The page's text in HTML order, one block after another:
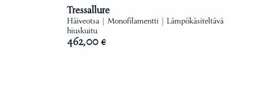
Tressallure
Häiveotsa | Monofilamentti | Lämpökäsiteltävä
hiuskuitu
462,00 €